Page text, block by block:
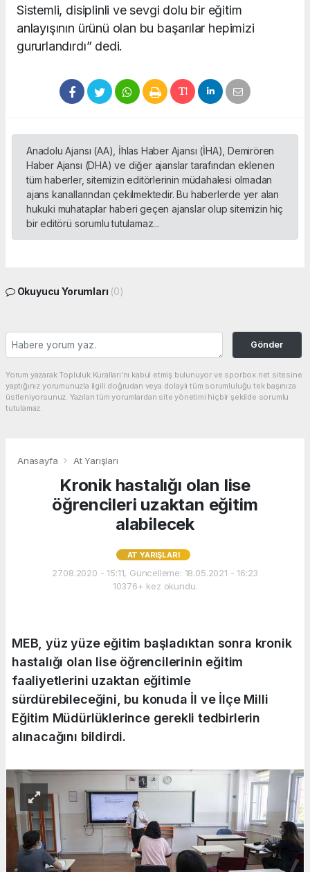
Sistemli, disiplinli ve sevgi dolu bir eğitim
anlayışının ürünü olan bu başarılar hepimizi
gururlandırdı” dedi.
Anadolu Ajansı (AA), İhlas Haber Ajansı (İHA), Demirören
Haber Ajansı (DHA) ve diğer ajanslar tarafından eklenen
tüm haberler, sitemizin editörlerinin müdahalesi olmadan
ajans kanallarından çekilmektedir. Bu haberlerde yer alan
hukuki muhataplar haberi geçen ajanslar olup sitemizin hiç
bir editörü sorumlu tutulamaz...
Okuyucu Yorumları (0)
Gönder
Yorum yazarak Topluluk Kuralları’nı kabul etmiş bulunuyor ve sporbox.net sitesine
yaptığınız yorumunuzla ilgili doğrudan veya dolaylı tüm sorumluluğu tek başınıza
üstleniyorsunuz. Yazılan tüm yorumlardan site yönetimi hiçbir şekilde sorumlu
tutulamaz.
Anasayfa At Yarışları
Kronik hastalığı olan lise
öğrencileri uzaktan eğitim
alabilecek
AT YARIŞLARI
27.08.2020 - 15:11, Güncelleme: 18.05.2021 - 16:23
10376+ kez okundu.
MEB, yüz yüze eğitim başladıktan sonra kronik
hastalığı olan lise öğrencilerinin eğitim
faaliyetlerini uzaktan eğitimle
sürdürebileceğini, bu konuda İl ve İlçe Milli
Eğitim Müdürlüklerince gerekli tedbirlerin
alınacağını bildirdi.